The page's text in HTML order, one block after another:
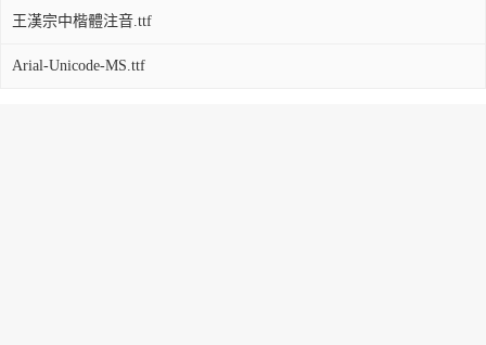
王漢宗中楷體注音.ttf
Arial-Unicode-MS.ttf